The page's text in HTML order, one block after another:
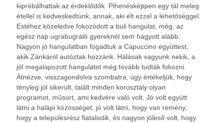
kipróbálhattak az érdeklődők. Pihenésképpen egy tál meleg
étellel is kedveskedtünk, annak, aki élt ezzel a lehetőséggel.
Estéhez közeledve fokozódott a buli hangulat, még, az
egész nap ugrabugráló gyereknél sem hagyott alább.
Nagyon jó hangulatban fogadtuk a Capuccino együttest,
akik Zánkáról autóztak hozzánk. Hálásak vagyunk nekik, a
jól megalapozott hangulatot még tovább tudták fokozni.
Átnézve, visszagondolva szombatra, úgy értékeljük, hogy
tényleg jól sikerült, talált minden korosztály olyan
programot, műsort, ami kedvére való volt. Jó volt együtt
látni a halápi közösséget, jó volt látni, hogy van remény,
hogy a településrész fiatalodik, és nagyon jóleső volt, hogy